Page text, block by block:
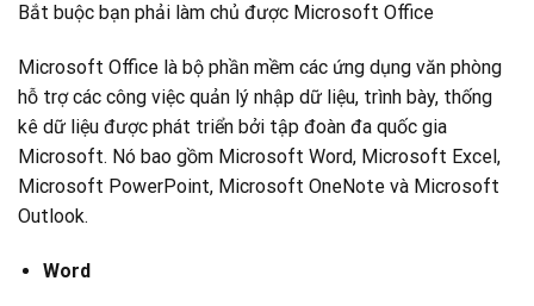
Bắt buộc bạn phải làm chủ được Microsoft Office
Microsoft Office là bộ phần mềm các ứng dụng văn phòng
hỗ trợ các công việc quản lý nhập dữ liệu, trình bày, thống
kê dữ liệu được phát triển bởi tập đoàn đa quốc gia
Microsoft. Nó bao gồm Microsoft Word, Microsoft Excel,
Microsoft PowerPoint, Microsoft OneNote và Microsoft
Outlook.
Word